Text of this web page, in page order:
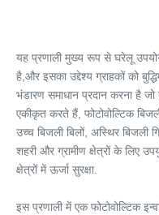
यह प्रणाली मुख्य रूप से घरेलू
है,और इसका उद्देश्य ग्राहकों को
भंडारण समाधान प्रदान करना है जो
एकीकृत करते हैं, फोटोवोल्टिक
उच्च बिजली बिलों, अस्थिर
शहरी और ग्रामीण क्षेत्रों के लिए
क्षेत्रों में ऊर्जा सुरक्षा.
इस प्रणाली में एक फोटोवोल्टिक